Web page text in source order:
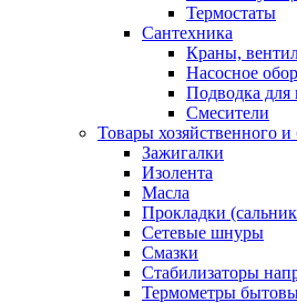
Термостаты
Сантехника
Краны,
Насосное
Подводка для
Смесители
Товары хозяйственного
Зажигалки
Изолента
Масла
Прокладки
Сетевые шнуры
Смазки
Стабилизаторы
Термометры